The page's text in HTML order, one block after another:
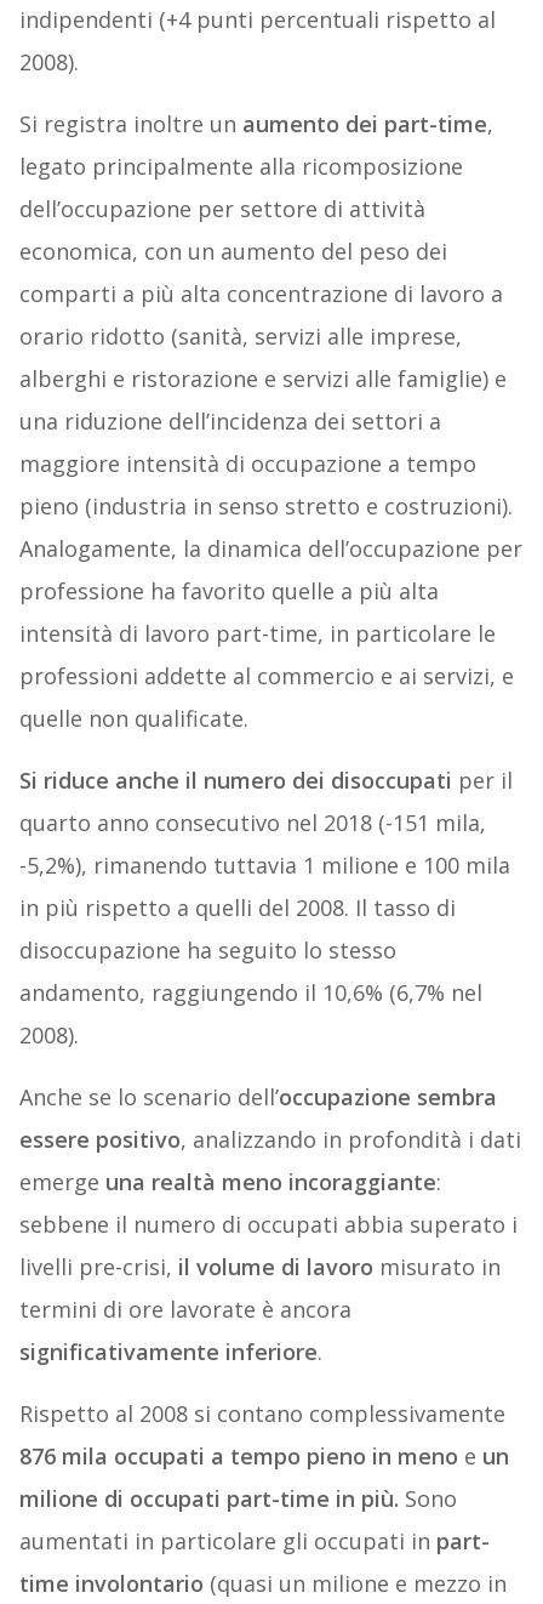
indipendenti (+4 punti percentuali rispetto al
2008).
Si registra inoltre un aumento dei part-time,
legato principalmente alla ricomposizione
dell’occupazione per settore di attività
economica, con un aumento del peso dei
comparti a più alta concentrazione di lavoro a
orario ridotto (sanità, servizi alle imprese,
alberghi e ristorazione e servizi alle famiglie) e
una riduzione dell’incidenza dei settori a
maggiore intensità di occupazione a tempo
pieno (industria in senso stretto e costruzioni).
Analogamente, la dinamica dell’occupazione per
professione ha favorito quelle a più alta
intensità di lavoro part-time, in particolare le
professioni addette al commercio e ai servizi, e
quelle non qualificate.
Si riduce anche il numero dei disoccupati per il
quarto anno consecutivo nel 2018 (-151 mila,
-5,2%), rimanendo tuttavia 1 milione e 100 mila
in più rispetto a quelli del 2008. Il tasso di
disoccupazione ha seguito lo stesso
andamento, raggiungendo il 10,6% (6,7% nel
2008).
Anche se lo scenario dell’occupazione sembra
essere positivo, analizzando in profondità i dati
emerge una realtà meno incoraggiante:
sebbene il numero di occupati abbia superato i
livelli pre-crisi, il volume di lavoro misurato in
termini di ore lavorate è ancora
significativamente inferiore.
Rispetto al 2008 si contano complessivamente
876 mila occupati a tempo pieno in meno e un
milione di occupati part-time in più. Sono
aumentati in particolare gli occupati in part-
time involontario (quasi un milione e mezzo in